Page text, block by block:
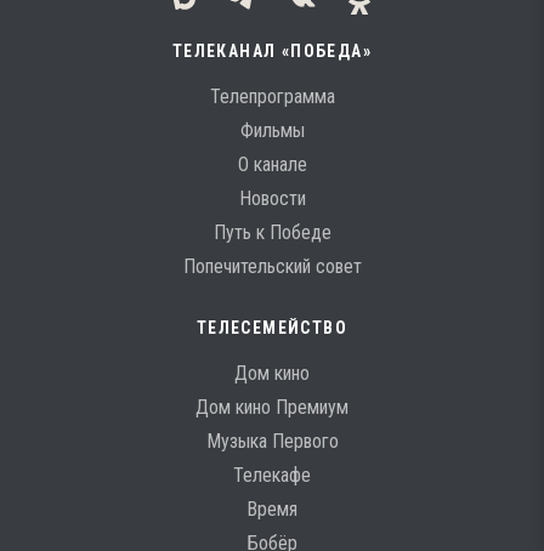
ТЕЛЕКАНАЛ «ПОБЕДА»
Телепрограмма
Фильмы
О канале
Новости
Путь к Победе
Попечительский совет
ТЕЛЕСЕМЕЙСТВО
Дом кино
Дом кино Премиум
Музыка Первого
Телекафе
Время
Бобёр